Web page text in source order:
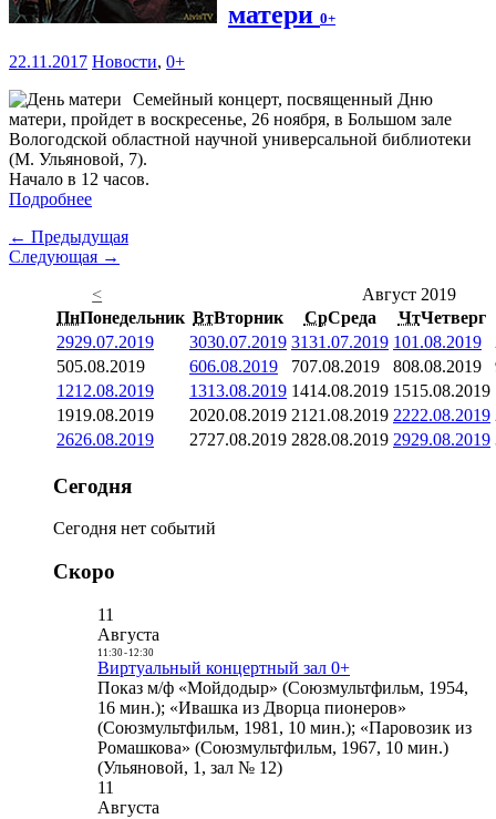
матери 0+
22.11.2017 Новости, 0+
Семейный концерт, посвященный Дню
матери, пройдет в воскресенье, 26 ноября, в Большом зале
Вологодской областной научной универсальной библиотеки
(М. Ульяновой, 7).
Начало в 12 часов.
Подробнее
← Предыдущая
Следующая →
<
Август 2019
ПнПонедельник ВтВторник СрСреда ЧтЧетверг
2929.07.2019 3030.07.2019 3131.07.2019 101.08.2019
505.08.2019 606.08.2019 707.08.2019 808.08.2019
1212.08.2019 1313.08.2019 1414.08.2019 1515.08.2019
1919.08.2019 2020.08.2019 21 21.08.2019 2222.08.2019
2626.08.2019 2727.08.2019 2828.08.2019 2929.08.2019
Сегодня
Сегодня нет событий
Скоро
11
Августа
11:30- 12:30
Виртуальный концертный зал 0+
Показ м/ф «Мойдодыр» (Союзмультфильм, 1954,
16 мин.); «Ивашка из Дворца пионеров»
(Союзмультфильм, 1981, 10 мин.); «Паровозик из
Ромашкова» (Союзмультфильм, 1967, 10 мин.)
(Ульяновой, 1, зал № 12)
11
Августа